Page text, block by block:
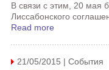
В связи с этим, 20 мая
Лиссабонского
Read more
21/05/2015 | События